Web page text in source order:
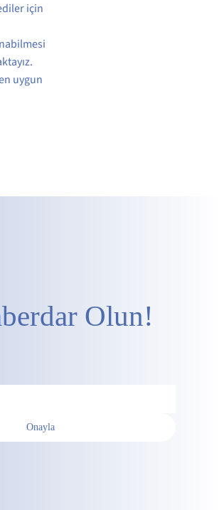
için
uygun
Olun!
Onayla